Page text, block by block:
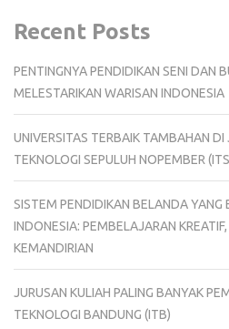
Recent Posts
PENTINGNYA PENDIDIKAN SENI DAN
MELESTARIKAN WARISAN INDONESIA
UNIVERSITAS TERBAIK TAMBAHAN
TEKNOLOGI SEPULUH NOPEMBER
SISTEM PENDIDIKAN BELANDA YANG
INDONESIA: PEMBELAJARAN
KEMANDIRIAN
JURUSAN KULIAH PALING BANYAK
TEKNOLOGI BANDUNG (ITB)